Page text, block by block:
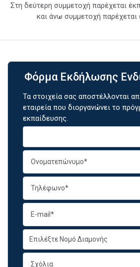
Στη δεύτερη συμμετοχή παρέχεται
και άνω συμμετοχή
Φόρμα Εκδήλωσης
Τα στοιχεία σας αποστέλλονται
εταιρεία που διοργανώνει το
εκπαίδευσης.